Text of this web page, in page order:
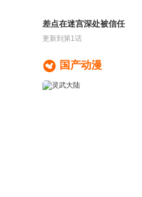
差点在迷宫深处被信任
的伙伴杀掉
更新到第1话
 国产动漫